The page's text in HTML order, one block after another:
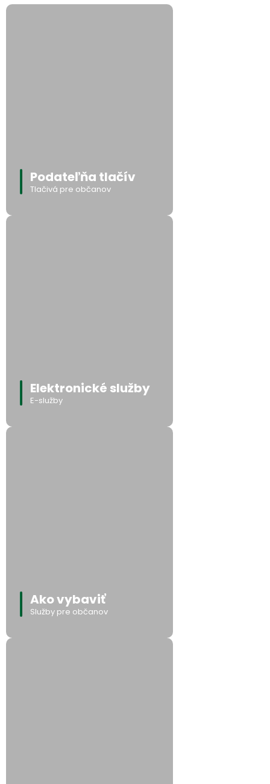
Podateľňa tlačív
Tlačivá pre občanov
Elektronické služby
E-služby
Ako vybaviť
Služby pre občanov